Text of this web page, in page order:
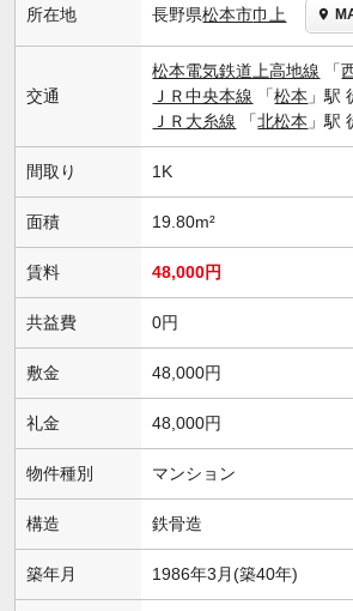
所在地 長野県松本市巾上
交通
松本電気鉄道上高地線 「
ＪＲ中央本線 「松本 」駅
ＪＲ大糸線 「北松本 」駅
間取り 1K
面積 19.80m²
賃料 48,000円
共益費 0円
敷金 48,000円
礼金 48,000円
物件種別 マンション
構造 鉄骨造
築年月 1986年3月(築40年)